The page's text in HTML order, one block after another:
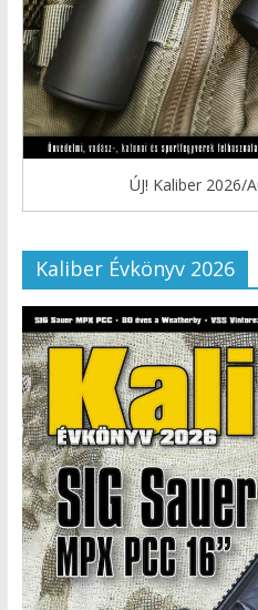
ÚJ! Kaliber 2026/
Kaliber Évkönyv 2026